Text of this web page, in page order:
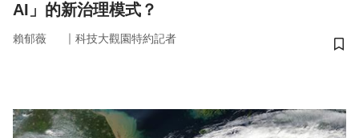
AI」的新治理模式？
賴郁薇 ｜ 科技大觀園特約記者
儲